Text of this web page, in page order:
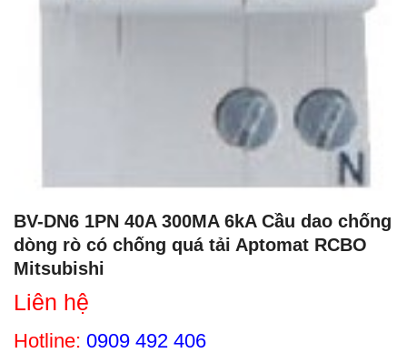
BV-DN6 1PN 40A 300MA 6kA Cầu dao chống
dòng rò có chống quá tải Aptomat RCBO
Mitsubishi
Liên hệ
Hotline: 0909 492 406